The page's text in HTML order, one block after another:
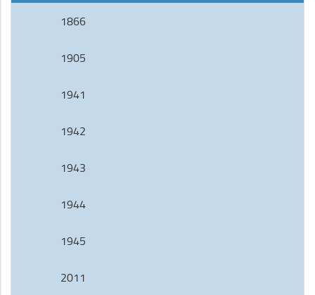
1866
1905
1941
1942
1943
1944
1945
2011